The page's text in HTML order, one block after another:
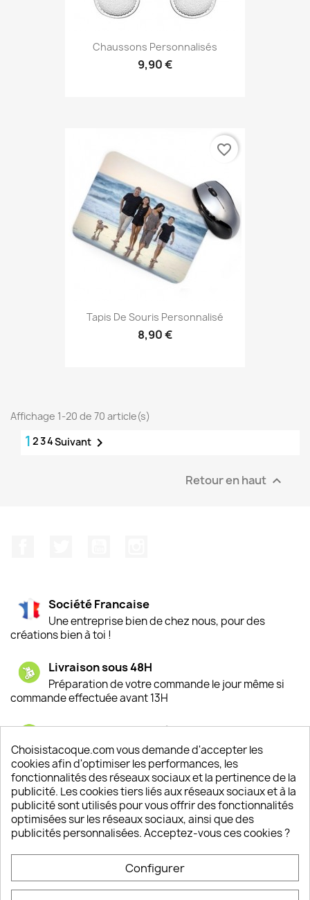
Chaussons Personnalisés
9,90 €
Tapis De Souris Personnalisé
8,90 €
favorite_border
Affichage 1-20 de 70 article(s)
1 234Suivant 
Retour en haut 
Société Francaise
Une entreprise bien de chez nous, pour des
créations bien à toi !
Livraison sous 48H
Préparation de votre commande le jour même si
commande effectuée avant 13H
Satisfaction de nos clients
Depuis 2009, entre 92% et 94% de nos clients
sont satisfaits de nos produits
Un SAV à votre écoute
Notre SAV est disponible 6/7J de 10h à 18H
Choisistacoque.com vous demande d'accepter les
cookies afin d'optimiser les performances, les
fonctionnalités des réseaux sociaux et la pertinence de la
publicité. Les cookies tiers liés aux réseaux sociaux et à la
publicité sont utilisés pour vous offrir des fonctionnalités
optimisées sur les réseaux sociaux, ainsi que des
publicités personnalisées. Acceptez-vous ces cookies ?
Configurer